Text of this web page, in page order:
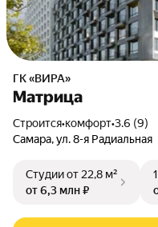
ГК «ВИРА»
Матрица
Строится•комфорт•3.6 (9)
Самара, ул. 8-я Радиальная
Студииот 22,8 м²
от 6,3 млн ₽